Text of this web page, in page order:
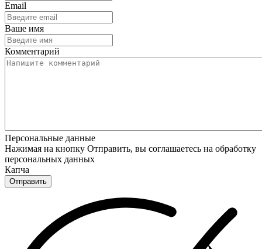
Email
Ваше имя
Комментарий
Персональные данные
Нажимая на кнопку Отправить, вы соглашаетесь на обработку
персональных данных
Капча
Отправить